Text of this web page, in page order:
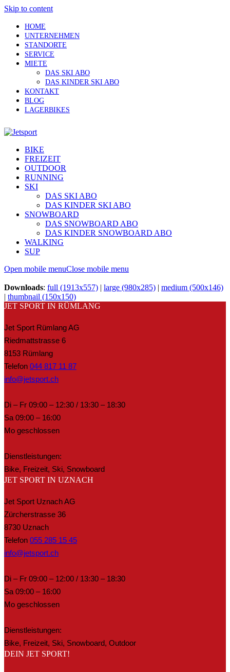
Skip to content
HOME
UNTERNEHMEN
STANDORTE
SERVICE
MIETE
DAS SKI ABO
DAS KINDER SKI ABO
KONTAKT
BLOG
LAGERBIKES
BIKE
FREIZEIT
OUTDOOR
RUNNING
SKI
DAS SKI ABO
DAS KINDER SKI ABO
SNOWBOARD
DAS SNOWBOARD ABO
DAS KINDER SNOWBOARD ABO
WALKING
SUP
Open mobile menuClose mobile menu
Downloads: full (1913x557) | large (980x285) | medium (500x146)
| thumbnail (150x150)
JET SPORT IN RÜMLANG
Jet Sport Rümlang AG
Riedmattstrasse 6
8153 Rümlang
Telefon 044 817 11 87
info@jetsport.ch
Di – Fr 09:00 – 12:30 / 13:30 – 18:30
Sa 09:00 – 16:00
Mo geschlossen
Dienstleistungen:
Bike, Freizeit, Ski, Snowboard
JET SPORT IN UZNACH
Jet Sport Uznach AG
Zürcherstrasse 36
8730 Uznach
Telefon 055 285 15 45
info@jetsport.ch
Di – Fr 09:00 – 12:00 / 13:30 – 18:30
Sa 09:00 – 16:00
Mo geschlossen
Dienstleistungen:
Bike, Freizeit, Ski, Snowboard, Outdoor
DEIN JET SPORT!